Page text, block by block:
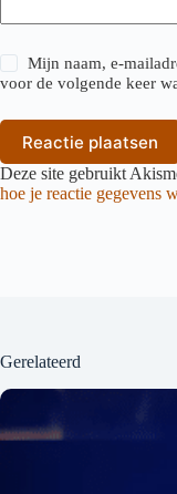
Mijn naam, e-
voor de volgende keer
Reactie plaatsen
Deze site gebruikt
hoe je reactie gegevens
Gerelateerd